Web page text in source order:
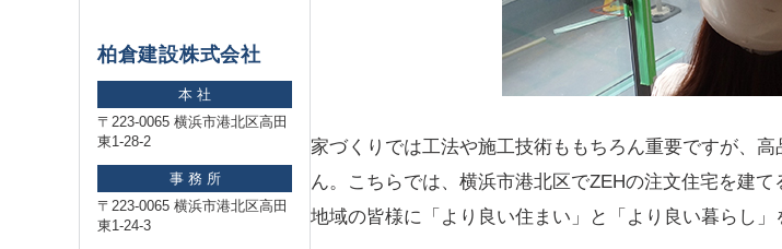
家づくりでは工法や施工技術ももちろん重要ですが、
ん。こちらでは、横浜市港北区でZEHの注文住宅を建
地域の皆様に「より良い住まい」と「より良い暮らし
柏倉建設株式会社
本 社
〒223-0065 横浜市港北区高田
東1-28-2
事 務 所
〒223-0065 横浜市港北区高田
東1-24-3